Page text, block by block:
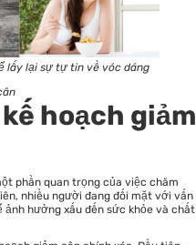
lấy lại sự tự tin về vóc dáng
hoạch giảm
phần quan trọng của việc chăm
nhiều người đang đối mặt với vấn
hưởng xấu đến sức khỏe và chất